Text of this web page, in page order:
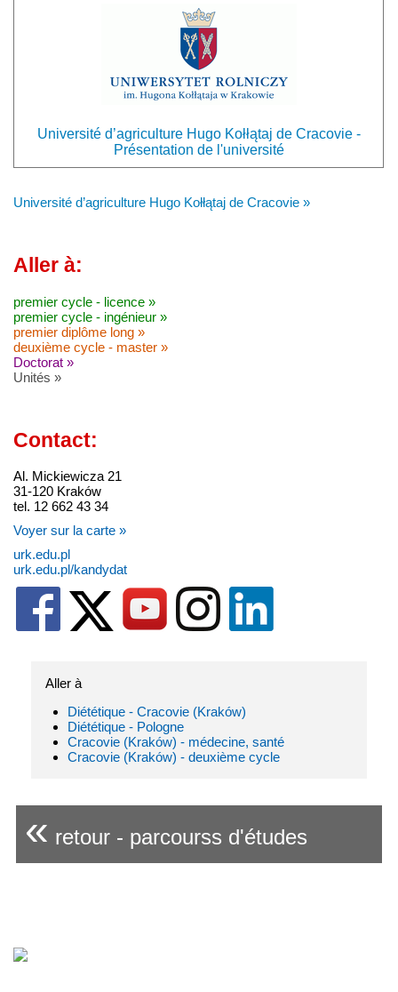
Université d’agriculture Hugo Kołłątaj de Cracovie -
Présentation de l'université
Université d’agriculture Hugo Kołłątaj de Cracovie »
Aller à:
premier cycle - licence »
premier cycle - ingénieur »
premier diplôme long »
deuxième cycle - master »
Doctorat »
Unités »
Contact:
Al. Mickiewicza 21
31-120 Kraków
tel. 12 662 43 34
Voyer sur la carte »
urk.edu.pl
urk.edu.pl/kandydat
Aller à
Diététique - Cracovie (Kraków)
Diététique - Pologne
Cracovie (Kraków) - médecine, santé
Cracovie (Kraków) - deuxième cycle
« retour - parcourss d'études